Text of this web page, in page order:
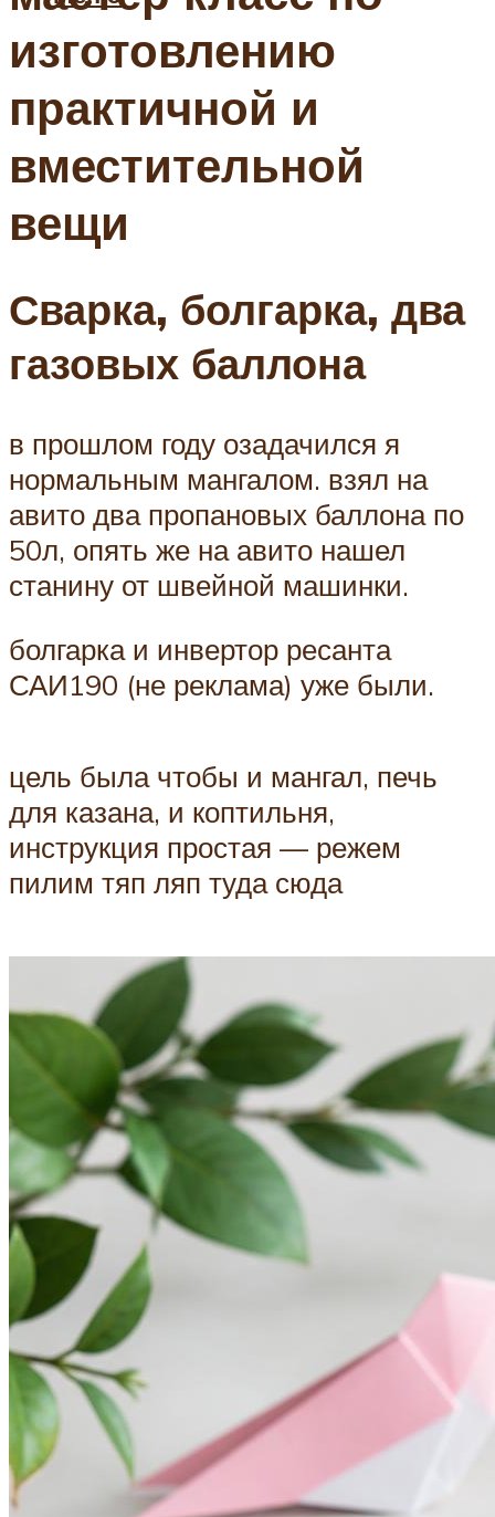
изготовлению
практичной и
вместительной
вещи
Сварка, болгарка, два
газовых баллона
в прошлом году озадачился я
нормальным мангалом. взял на
авито два пропановых баллона по
50л, опять же на авито нашел
станину от швейной машинки.
болгарка и инвертор ресанта
САИ190 (не реклама) уже были.
цель была чтобы и мангал, печь
для казана, и коптильня,
инструкция простая — режем
пилим тяп ляп туда сюда